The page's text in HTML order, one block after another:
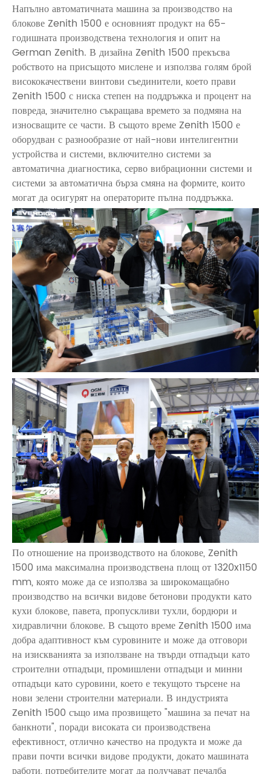
Напълно автоматичната машина за производство на
блокове Zenith 1500 е основният продукт на 65-
годишната производствена технология и опит на
German Zenith. В дизайна Zenith 1500 прекъсва
робството на присъщото мислене и използва голям брой
висококачествени винтови съединители, което прави
Zenith 1500 с ниска степен на поддръжка и процент на
повреда, значително съкращава времето за подмяна на
износващите се части. В същото време Zenith 1500 е
оборудван с разнообразие от най-нови интелигентни
устройства и системи, включително системи за
автоматична диагностика, серво вибрационни системи и
системи за автоматична бърза смяна на формите, които
могат да осигурят на операторите пълна поддръжка.
По отношение на производството на блокове, Zenith
1500 има максимална производствена площ от 1320x1150
mm, която може да се използва за широкомащабно
производство на всички видове бетонови продукти като
кухи блокове, павета, пропускливи тухли, бордюри и
хидравлични блокове. В същото време Zenith 1500 има
добра адаптивност към суровините и може да отговори
на изискванията за използване на твърди отпадъци като
строителни отпадъци, промишлени отпадъци и минни
отпадъци като суровини, което е текущото търсене на
нови зелени строителни материали. В индустрията
Zenith 1500 също има прозвището "машина за печат на
банкноти", поради високата си производствена
ефективност, отлично качество на продукта и може да
прави почти всички видове продукти, докато машината